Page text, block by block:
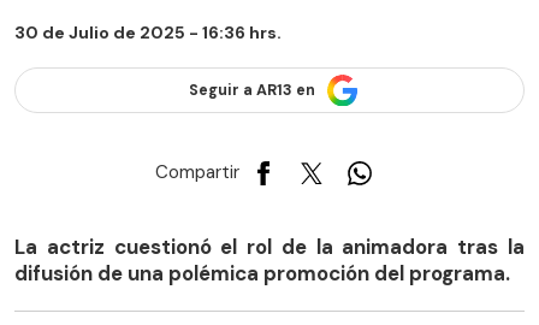
30 de Julio de 2025 - 16:36 hrs.
Seguir a AR13 en
Compartir
La actriz cuestionó el rol de la animadora tras la
difusión de una polémica promoción del programa.